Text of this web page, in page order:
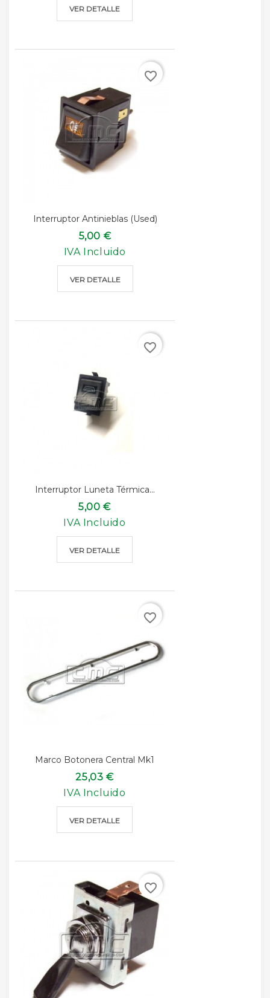
VER DETALLE
Interruptor Antinieblas (used)
5,00 €
IVA Incluido
VER DETALLE
favorite_border
Interruptor Luneta Térmica...
5,00 €
IVA Incluido
VER DETALLE
favorite_border
Marco Botonera Central Mk1
25,03 €
IVA Incluido
VER DETALLE
favorite_border
favorite_border